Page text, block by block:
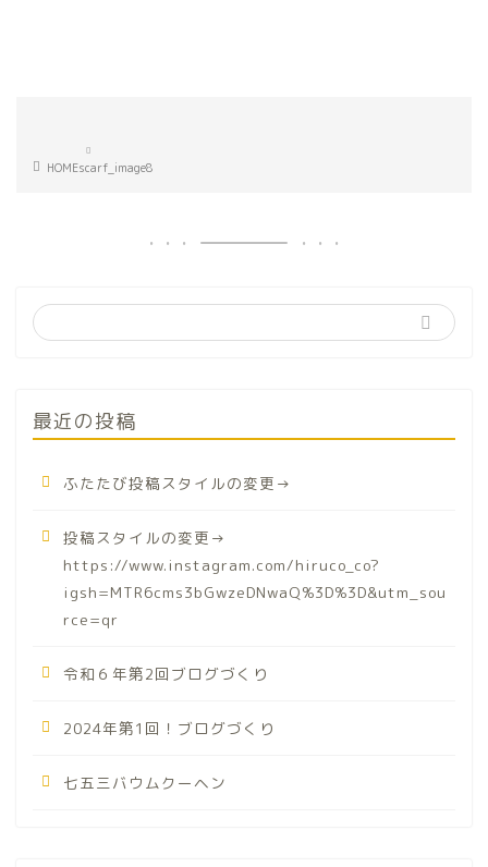
HOMEscarf_image8
最近の投稿
ふたたび投稿スタイルの変更→
投稿スタイルの変更→
https://www.instagram.com/hiruco_co?
igsh=MTR6cms3bGwzeDNwaQ%3D%3D&utm_sou
rce=qr
令和６年第2回ブログづくり
2024年第1回！ブログづくり
七五三バウムクーヘン